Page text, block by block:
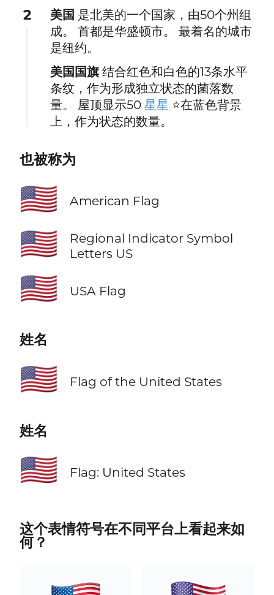
2 美国 是北美的一个国家，由50个州组
成。 首都是华盛顿市。 最着名的城市
是纽约。
美国国旗结合红色和白色的13条水平
条纹，作为形成独立状态的菌落数
量。 屋顶显示50星星 ⭐在蓝色背景
上，作为状态的数量。
也被称为
🇺🇸 American Flag
🇺🇸
Regional Indicator Symbol
Letters US
🇺🇸 USA Flag
姓名
🇺🇸 Flag of the United States
姓名
🇺🇸 Flag: United States
这个表情符号在不同平台上看起来如
何？